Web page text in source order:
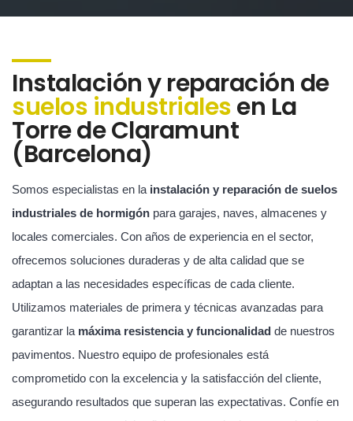
Instalación y reparación de
suelos industrialesen La
Torre de Claramunt
(Barcelona)
Somos especialistas en la instalación y reparación de suelos
industriales de hormigón para garajes, naves, almacenes y
locales comerciales. Con años de experiencia en el sector,
ofrecemos soluciones duraderas y de alta calidad que se
adaptan a las necesidades específicas de cada cliente.
Utilizamos materiales de primera y técnicas avanzadas para
garantizar la máxima resistencia y funcionalidad de nuestros
pavimentos. Nuestro equipo de profesionales está
comprometido con la excelencia y la satisfacción del cliente,
asegurando resultados que superan las expectativas. Confíe en